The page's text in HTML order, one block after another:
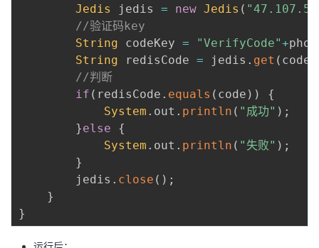
Jedis
jedis = new Jedis (
//验证码key
String codeKey = "VerifyCode"+
String redisCode = jedis . get (
//判断
if ( redisCode . equals ( code ) )
{
System . out . println ( "成功" ) ;
}else
{
System . out . println ( "失败" ) ;
}
        jedis
. close ( ) ;
}
}